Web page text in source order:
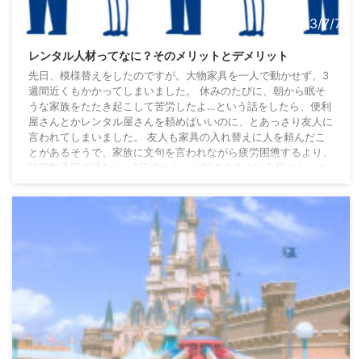
2023/7/7
レンタル人材ってなに？そのメリットとデメリット
先日、模様替えをしたのですが。大物家具を一人で動かせず、3
週間近くもかかってしまいました。 休みのたびに、朝から眠そ
うな家族をたたき起こして苦労したよ…という話をしたら、便利
屋さんとかレンタル屋さんを頼めばいいのに、とあっさり友人に
言われてしまいました。 友人も家具の入れ替えに人を頼んだこ
とがあるそうで、家族に文句を言われながら疲労困憊するより、
時間数千円で済むし、1日でサクッと解決するのは全然ストレス
い方がうまく、新しいサービスも、内容をちゃんと ...